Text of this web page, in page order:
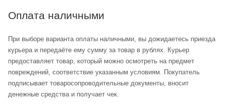
Оплата наличными
При выборе варианта оплаты наличными, вы дожидаетесь приезда
курьера и передаёте ему сумму за товар в рублях. Курьер
предоставляет товар, который можно осмотреть на предмет
повреждений, соответствие указанным условиям. Покупатель
подписывает товаросопроводительные документы, вносит
денежные средства и получает чек.